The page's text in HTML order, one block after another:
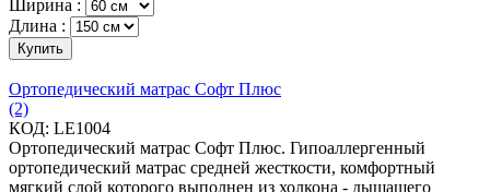
Ширина :
Длина :
Купить
Ортопедический матрас Софт Плюс
(2)
КОД: LE1004
Ортопедический матрас Софт Плюс. Гипоаллергенный
ортопедический матрас средней жесткости, комфортный
мягкий слой которого выполнен из холкона - дышащего